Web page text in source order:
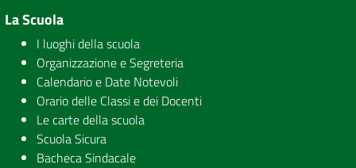
La Scuola
I luoghi della scuola
Organizzazione e Segreteria
Calendario e Date Notevoli
Orario delle Classi e dei Docenti
Le carte della scuola
Scuola Sicura
Bacheca Sindacale